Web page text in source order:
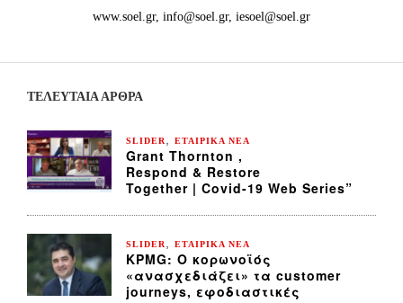
www.soel.gr, info@soel.gr, iesoel@soel.gr
ΤΕΛΕΥΤΑΙΑ ΆΡΘΡΑ
SLIDER ΕΤΑΙΡΙΚΑ ΝΕΑ
Grant Thornton ,
Respond & Restore
Together | Covid-19 Web Series”
SLIDER ΕΤΑΙΡΙΚΑ ΝΕΑ
KPMG: Ο κορωνοϊός
«ανασχεδιάζει» τα customer
journeys, εφοδιαστικές